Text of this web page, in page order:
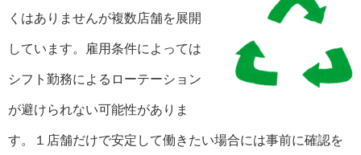
くはありませんが複数店舗を展開
しています。雇用条件によっては
シフト勤務によるローテーション
が避けられない可能性がありま
す。１店舗だけで安定して働きたい場合には事前に確認を